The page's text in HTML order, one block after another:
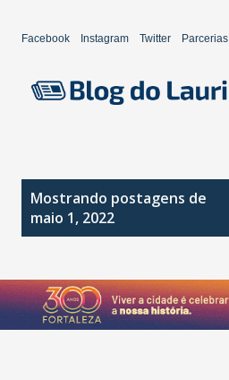
Facebook Instagram Twitter Parcerias
a
g
e
Mostrando postagens de
maio 1, 2022